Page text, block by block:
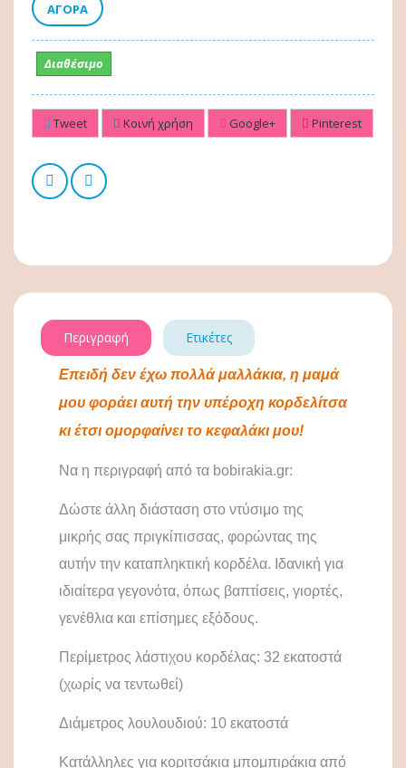
ΑΓΟΡΆ
Διαθέσιμο
Tweet Κοινή χρήση Google+ Pinterest
Περιγραφή Ετικέτες
Επειδή δεν έχω πολλά μαλλάκια, η μαμά
μου φοράει αυτή την υπέροχη κορδελίτσα
κι έτσι ομορφαίνει το κεφαλάκι μου!
Να η περιγραφή από τα bobirakia.gr:
Δώστε άλλη διάσταση στο ντύσιμο της
μικρής σας πριγκίπισσας, φορώντας της
αυτήν την καταπληκτική κορδέλα. Ιδανική για
ιδιαίτερα γεγονότα, όπως βαπτίσεις, γιορτές,
γενέθλια και επίσημες εξόδους.
Περίμετρος λάστιχου κορδέλας: 32 εκατοστά
(χωρίς να τεντωθεί)
Διάμετρος λουλουδιού: 10 εκατοστά
Κατάλληλες για κοριτσάκια μπομπιράκια από